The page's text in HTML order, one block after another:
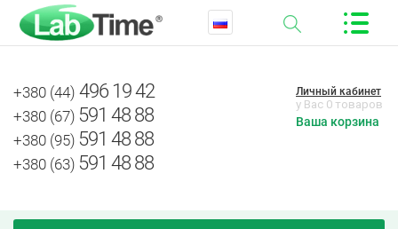
+380 (44) 496 19 42
+380 (67) 591 48 88
+380 (95) 591 48 88
+380 (63) 591 48 88
Личный кабинет
у Вас 0 товаров
Ваша корзина